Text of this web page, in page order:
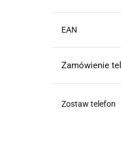
EAN
Zamówienie
Zostaw telefon